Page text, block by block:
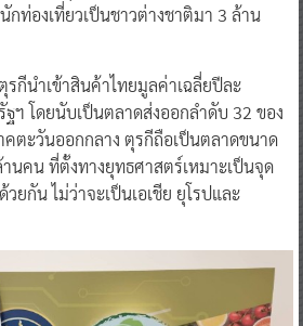
กท่องเที่ยวเป็นชาวต่างชาติมา 3 ล้าน
กีนำเข้าสินค้าไทยมูลค่าเฉลี่ยปีละ
ฯ โดยนับเป็นตลาดส่งออกลำดับ 32 ของ
ตะวันออกกลาง ตุรกีถือเป็นตลาดขนาด
นคน ที่ตั้งทางยุทธศาสตร์เหมาะเป็นจุด
ยกัน ไม่ว่าจะเป็นเอเชีย ยุโรปและ